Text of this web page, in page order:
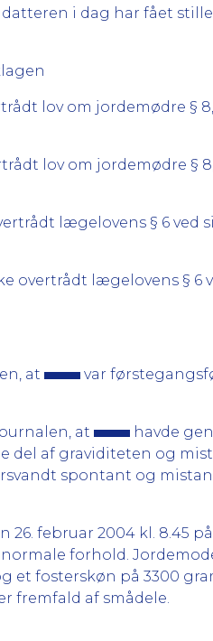
i dag har fået
lov om jordemødre §
lov om jordemødre §
lægelovens § 6 ved
overtrådt lægelovens § 6
at var
at
havde
del af graviditeten og
spontant og
26. februar 2004 kl.
forhold.
et fosterskøn på 3300
fremfald af smådele.